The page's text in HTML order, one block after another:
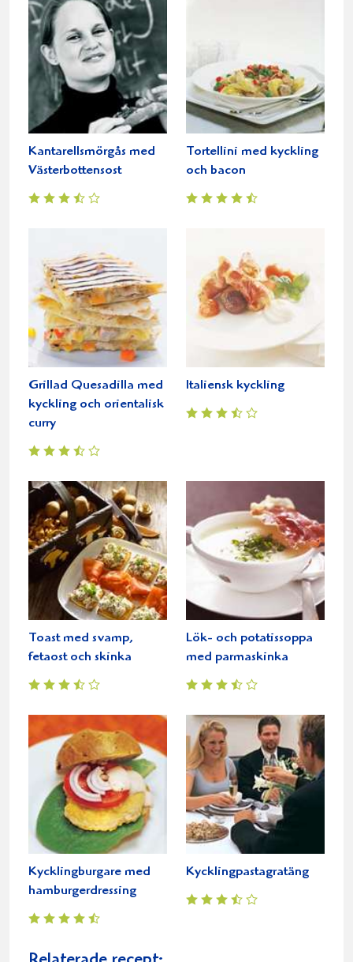
Kantarellsmörgås med
Västerbottensost
Tortellini med kyckling
och bacon
Grillad Quesadilla med
kyckling och orientalisk
curry
Italiensk kyckling
Toast med svamp,
fetaost och skinka
Lök- och potatissoppa
med parmaskinka
Kycklingburgare med
hamburgerdressing
Kycklingpastagratäng